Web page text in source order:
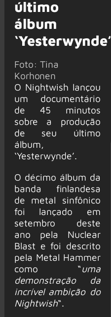
último
álbum
‘Yesterwynde’
Foto: Tina
Korhonen
O Nightwish lançou
um documentário
de 45 minutos
sobre a produção
de seu último
álbum,
‘Yesterwynde’.
O décimo álbum da
banda finlandesa
de metal sinfônico
foi lançado em
setembro deste
ano pela Nuclear
Blast e foi descrito
pela Metal Hammer
como “uma
demonstração da
incrível ambição do
Nightwish“.